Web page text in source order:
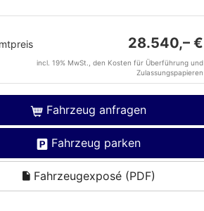
28.540,– €
incl. 19% MwSt., den Kosten für Überführung und
Zulassungspapieren
Fahrzeug anfragen
Fahrzeug parken
Fahrzeugexposé (PDF)